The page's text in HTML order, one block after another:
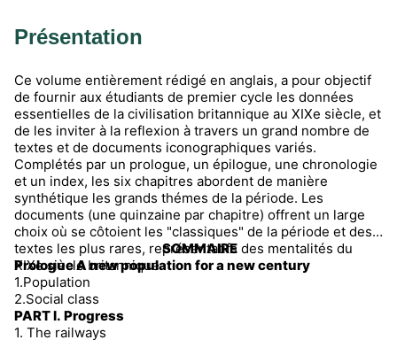
Présentation
Ce volume entièrement rédigé en anglais, a pour objectif
de fournir aux étudiants de premier cycle les données
essentielles de la civilisation britannique au XIXe siècle, et
de les inviter à la reflexion à travers un grand nombre de
textes et de documents iconographiques variés.
Complétés par un prologue, un épilogue, une chronologie
et un index, les six chapitres abordent de manière
synthétique les grands thémes de la période. Les
documents (une quinzaine par chapitre) offrent un large
choix où se côtoient les "classiques" de la période et des
textes les plus rares, représentatifs des mentalités du
XIXe siècle britannique.
SOMMAIRE
Prologue A new population for a new century
1.Population
2.Social class
PART I. Progress
1. The railways